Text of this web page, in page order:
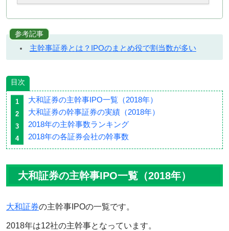
参考記事
主幹事証券とは？IPOのまとめ役で割当数が多い
目次
大和証券の主幹事IPO一覧（2018年）
大和証券の幹事証券の実績（2018年）
2018年の主幹事数ランキング
2018年の各証券会社の幹事数
大和証券の主幹事IPO一覧（2018年）
大和証券の主幹事IPOの一覧です。
2018年は12社の主幹事となっています。